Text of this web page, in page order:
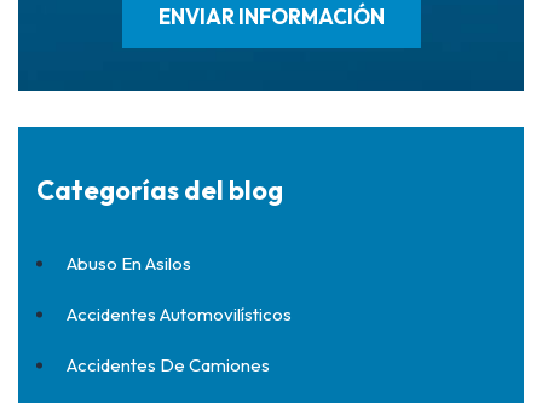
Categorías del blog
Abuso En Asilos
Accidentes Automovilísticos
Accidentes De Camiones